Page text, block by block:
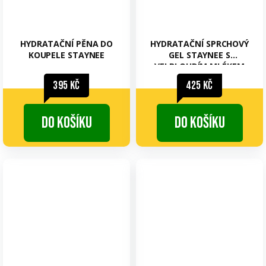
HYDRATAČNÍ PĚNA DO
KOUPELE STAYNEE
395 Kč
Do košíku
HYDRATAČNÍ SPRCHOVÝ
GEL STAYNEE S
VELBLOUDÍM MLÉKEM
425 Kč
Do košíku